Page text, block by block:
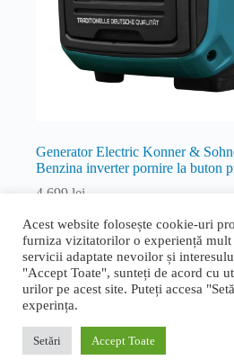
Generator Electric Konner &
Benzina inverter pornire la buton
4.699 lei
Inverter
Citește mai mult
Termeni și condiții generale
cookie| Livrare, retur și garanție
Proudly designed byBogdan Bucur
Acest website folosește cookie-uri
furniza vizitatorilor o experiență mult
servicii adaptate nevoilor și
"Accept Toate", sunteți de acord cu
urilor pe acest site. Puteți accesa
experința.
Setări Accept Toate